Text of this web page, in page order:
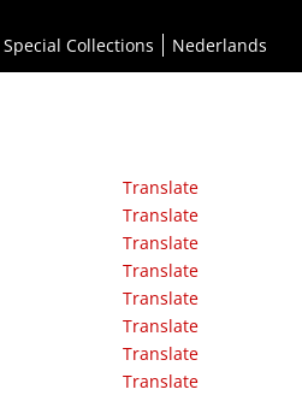
Special Collections Nederlands
Translate
Translate
Translate
Translate
Translate
Translate
Translate
Translate